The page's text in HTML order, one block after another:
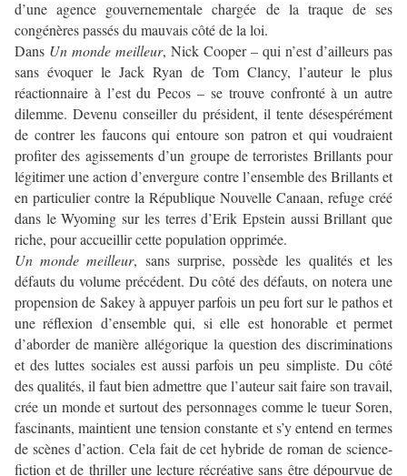
d’une agence gouvernementale chargée de la traque de ses
congénères passés du mauvais côté de la loi.
Dans Un monde meilleur, Nick Cooper – qui n’est d’ailleurs pas
sans évoquer le Jack Ryan de Tom Clancy, l’auteur le plus
réactionnaire à l’est du Pecos – se trouve confronté à un autre
dilemme. Devenu conseiller du président, il tente désespérément
de contrer les faucons qui entoure son patron et qui voudraient
profiter des agissements d’un groupe de terroristes Brillants pour
légitimer une action d’envergure contre l’ensemble des Brillants et
en particulier contre la République Nouvelle Canaan, refuge créé
dans le Wyoming sur les terres d’Erik Epstein aussi Brillant que
riche, pour accueillir cette population opprimée.
Un monde meilleur, sans surprise, possède les qualités et les
défauts du volume précédent. Du côté des défauts, on notera une
propension de Sakey à appuyer parfois un peu fort sur le pathos et
une réflexion d’ensemble qui, si elle est honorable et permet
d’aborder de manière allégorique la question des discriminations
et des luttes sociales est aussi parfois un peu simpliste. Du côté
des qualités, il faut bien admettre que l’auteur sait faire son travail,
crée un monde et surtout des personnages comme le tueur Soren,
fascinants, maintient une tension constante et s’y entend en termes
de scènes d’action. Cela fait de cet hybride de roman de science-
fiction et de thriller une lecture récréative sans être dépourvue de